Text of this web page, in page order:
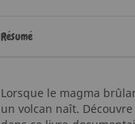
Résumé
Lorsque le magma
un volcan naît.